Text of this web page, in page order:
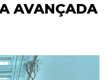
AVANÇADA